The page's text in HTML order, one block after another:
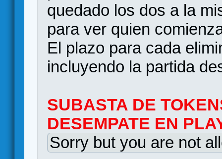
quedado los dos a la
para ver quien
El plazo para cada
incluyendo la partida
SUBASTA DE
DESEMPATE EN
Sorry but you are not